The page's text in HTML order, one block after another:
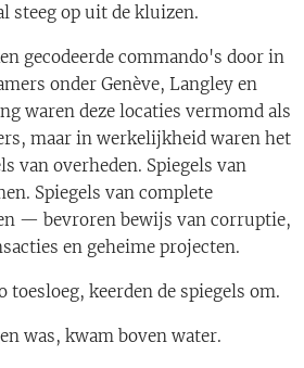
steeg op uit de kluizen.
gecodeerde commando's door in
onder Genève, Langley en
waren deze locaties vermomd als
maar in werkelijkheid waren het
van overheden. Spiegels van
Spiegels van complete
— bevroren bewijs van corruptie,
en geheime projecten.
toesloeg, keerden de spiegels om.
was, kwam boven water.